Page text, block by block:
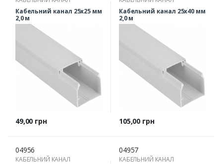
Кабельний канал 25х25 мм
2,0 м
Ціна
49,00 грн
Кабельний канал 25х40 мм
2,0 м
Ціна
105,00 грн
04956
КАБЕЛЬНИЙ КАНАЛ
04957
КАБЕЛЬНИЙ КАНАЛ